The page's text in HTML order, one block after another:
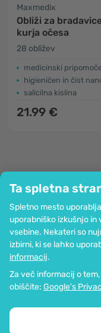
Ta spletna
Spletno mesto
uporabniško izkušnjo
vsebine. Nekateri so
izbirni, ki se lahko
informacij.
Za več informacij o
obiščite: Google’s
Maxmedix
Obliži za
kurja očesa
28 obližev
medicinski
higieničen in čist
salicilna kislina
21.99 €
Podjetje
Informacije
Pridružite se nam
Pomoč in naročila
Možnost kartičnega
preko SSL-kodiranja.
Zemljevid strani